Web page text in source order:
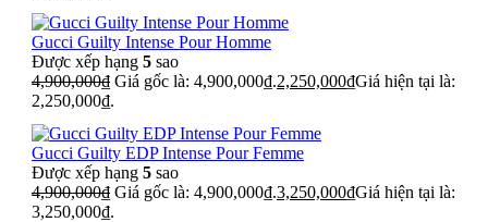
Gucci Guilty Intense Pour Homme
Được xếp hạng 5 sao
4,900,000₫ Giá gốc là: 4,900,000₫.2,250,000₫Giá hiện tại là:
2,250,000₫.
Gucci Guilty EDP Intense Pour Femme
Được xếp hạng 5 sao
4,900,000₫ Giá gốc là: 4,900,000₫.3,250,000₫Giá hiện tại là:
3,250,000₫.